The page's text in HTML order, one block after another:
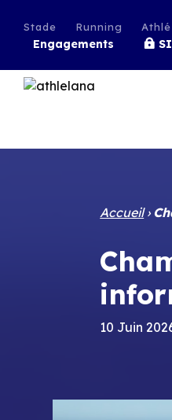
Stade Running
Engagements
Accueil›
10 Juin